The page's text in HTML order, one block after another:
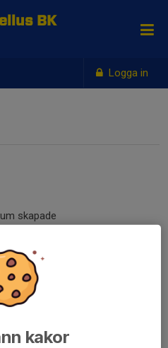
Logga in
BK
skapade
kakor